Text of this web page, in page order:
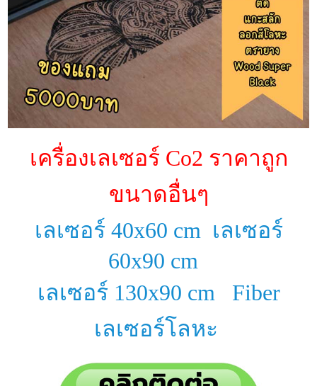
เครื่องเลเซอร์ Co2 ราคาถูก
ขนาดอื่นๆ
เลเซอร์ 40x60 cm เลเซอร์
60x90 cm
เลเซอร์ 130x90 cm
Fiber
เลเซอร์โลหะ